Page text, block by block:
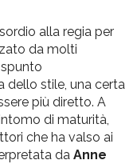
alla regia per
da molti
dello stile, una certa
più diretto. A
di maturità,
che ha valso ai
da Anne